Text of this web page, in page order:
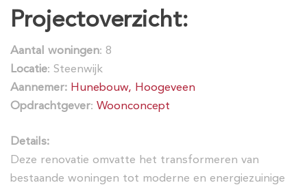
Projectoverzicht:
Aantal woningen: 8
Locatie: Steenwijk
Aannemer: Hunebouw, Hoogeveen
Opdrachtgever: Woonconcept
Details:
Deze renovatie omvatte het transformeren van
bestaande woningen tot moderne en energiezuinige